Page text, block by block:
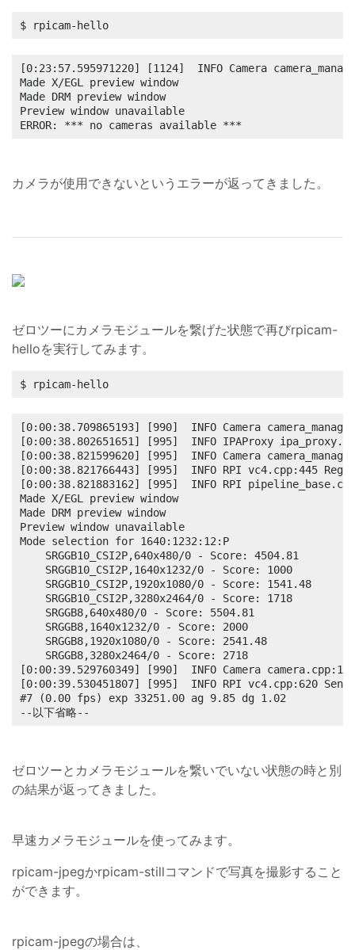
$ rpicam-hello
[0:23:57.595971220] [1124]  INFO Camera
Made X/EGL preview window
Made DRM preview window
Preview window unavailable
ERROR: *** no cameras available ***
カメラが使用できないというエラーが返ってきました。
ゼロツーにカメラモジュールを繋げた状態で再びrpicam-
helloを実行してみます。
$ rpicam-hello
[0:00:38.709865193] [990]  INFO Camera
[0:00:38.802651651] [995]  INFO IPAProxy
[0:00:38.821599620] [995]  INFO Camera
[0:00:38.821766443] [995]  INFO RPI vc4.cpp:445
[0:00:38.821883162] [995]  INFO RPI
Made X/EGL preview window
Made DRM preview window
Preview window unavailable
Mode selection for 1640:1232:12:P
    SRGGB10_CSI2P,640x480/0 - Score: 4504.81
    SRGGB10_CSI2P,1640x1232/0 - Score: 1000
    SRGGB10_CSI2P,1920x1080/0 - Score: 1541.48
    SRGGB10_CSI2P,3280x2464/0 - Score: 1718
    SRGGB8,640x480/0 - Score: 5504.81
    SRGGB8,1640x1232/0 - Score: 2000
    SRGGB8,1920x1080/0 - Score: 2541.48
    SRGGB8,3280x2464/0 - Score: 2718
[0:00:39.529760349] [990]  INFO Camera
[0:00:39.530451807] [995]  INFO RPI vc4.cpp:620
#7 (0.00 fps) exp 33251.00 ag 9.85 dg 1.02
--以下省略--
ゼロツーとカメラモジュールを繋いでいない状態の時と別
の結果が返ってきました。
早速カメラモジュールを使ってみます。
rpicam-jpegかrpicam-stillコマンドで写真を撮影すること
ができます。
rpicam-jpegの場合は、